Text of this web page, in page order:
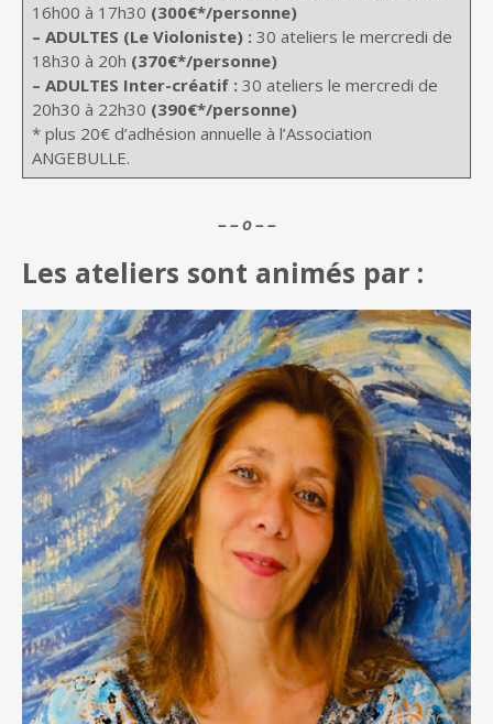
16h00 à 17h30 (300€*/personne)
– ADULTES (Le Violoniste) : 30 ateliers le mercredi de
18h30 à 20h (370€*/personne)
– ADULTES Inter-créatif : 30 ateliers le mercredi de
20h30 à 22h30 (390€*/personne)
* plus 20€ d’adhésion annuelle à l’Association
ANGEBULLE.
– – o – –
Les ateliers sont animés par :